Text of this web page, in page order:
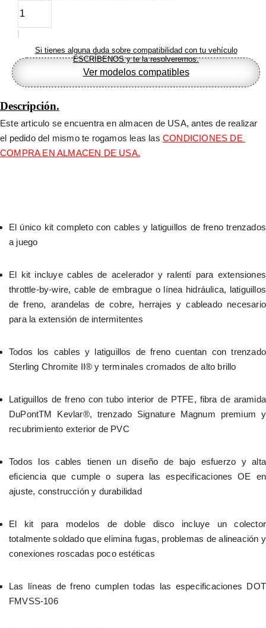
Si tienes alguna duda sobre compatibilidad con tu vehículo
ESCRÍBENOS y te la resolveremos.
Ver modelos compatibles
Descripción.
Este articulo se encuentra en almacen de USA, antes de realizar
el pedido del mismo te rogamos leas las CONDICIONES DE
COMPRA EN ALMACEN DE USA.
El único kit completo con cables y latiguillos de freno trenzados
a juego
El kit incluye cables de acelerador y ralentí para extensiones
throttle-by-wire, cable de embrague o línea hidráulica, latiguillos
de freno, arandelas de cobre, herrajes y cableado necesario
para la extensión de intermitentes
Todos los cables y latiguillos de freno cuentan con trenzado
Sterling Chromite II® y terminales cromados de alto brillo
Latiguillos de freno con tubo interior de PTFE, fibra de aramida
DuPontTM Kevlar®, trenzado Signature Magnum premium y
recubrimiento exterior de PVC
Todos los cables tienen un diseño de bajo esfuerzo y alta
eficiencia que cumple o supera las especificaciones OE en
ajuste, construcción y durabilidad
El kit para modelos de doble disco incluye un colector
totalmente soldado que elimina fugas, problemas de alineación y
conexiones roscadas poco estéticas
Las líneas de freno cumplen todas las especificaciones DOT
FMVSS-106